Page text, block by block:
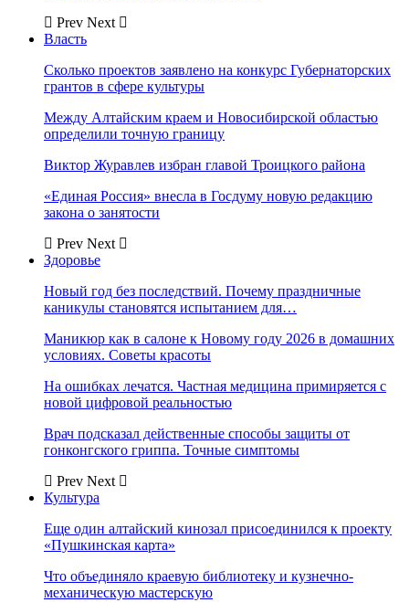
Prev Next
Власть
Сколько проектов заявлено на конкурс Губернаторских
грантов в сфере культуры
Между Алтайским краем и Новосибирской областью
определили точную границу
Виктор Журавлев избран главой Троицкого района
«Единая Россия» внесла в Госдуму новую редакцию
закона о занятости
Prev Next
Здоровье
Новый год без последствий. Почему праздничные
каникулы становятся испытанием для…
Маникюр как в салоне к Новому году 2026 в домашних
условиях. Советы красоты
На ошибках лечатся. Частная медицина примиряется с
новой цифровой реальностью
Врач подсказал действенные способы защиты от
гонконгского гриппа. Точные симптомы
Prev Next
Культура
Еще один алтайский кинозал присоединился к проекту
«Пушкинская карта»
Что объединяло краевую библиотеку и кузнечно-
механическую мастерскую